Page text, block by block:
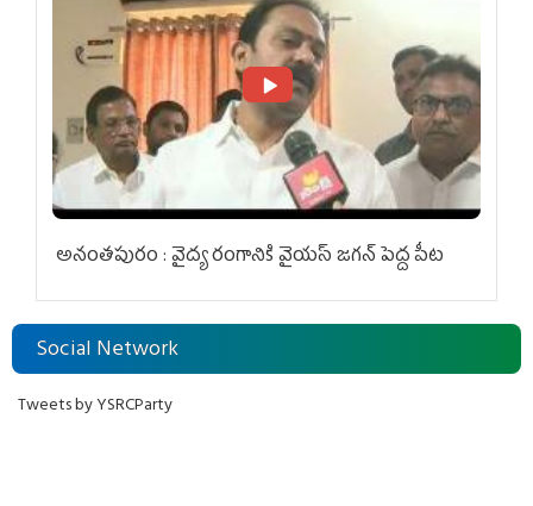
అనంతపురం : వైద్య రంగానికి వైయ‌స్ జ‌గ‌న్ పెద్ద పీట
Social Network
Tweets by YSRCParty